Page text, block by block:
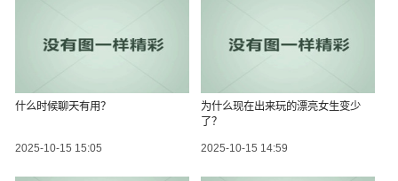
什么时候聊天有用？
2025-10-15 15:05
为什么现在出来玩的漂亮女生变少
了？
2025-10-15 14:59